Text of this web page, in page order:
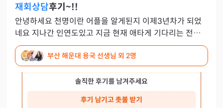
재회상담후기~!!
안녕하세요 천명이란 어플을 알게된지 이제3년차가 되었
네요 지나간 인연도있고 지금 현재 애타게 기다리는 전여친
도있는데 헤붙2번을 했고 그때마다 상담을했는데 ㅇㄱ 쌤
께 감사드린다는 말
부산 해운대 용국 선생님 외 2명